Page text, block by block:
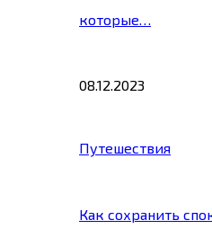
которые…
08.12.2023
Путешествия
Как сохранить